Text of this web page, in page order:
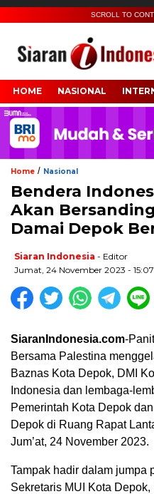
SCROLL TO
HOME NASIONAL
Home / Nasional
Bendera
Akan
Damai Depok
Siaran Indonesia - Editor
Jumat, 24 November 2023 -
SiaranIndonesia.com-
Bersama Palestina
Baznas Kota Depok, DMI
Indonesia dan lembaga-
Pemerintah Kota Depok
Depok di Ruang Rapat
Jum’at, 24 November 2023.
Tampak hadir dalam jumpa
Sekretaris MUI Kota